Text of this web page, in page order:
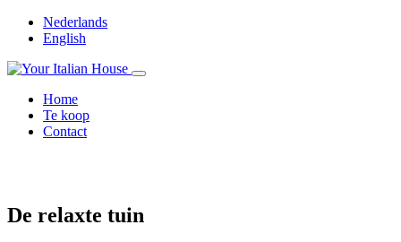
Nederlands
English
Home
Te koop
Contact
De relaxte tuin